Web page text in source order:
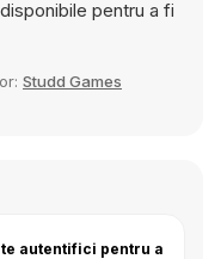
pentru a fi
Studd Games
autentifici pentru a